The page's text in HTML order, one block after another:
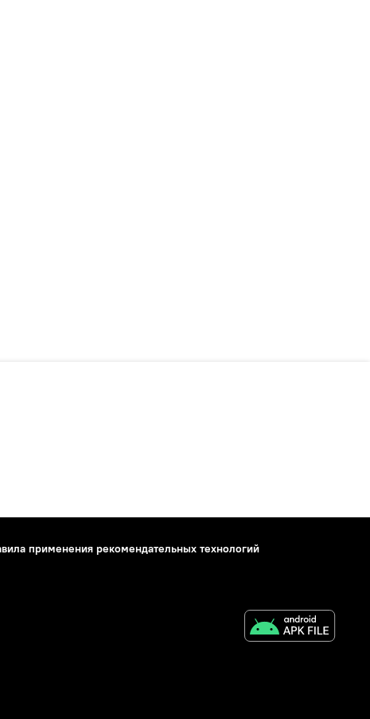
применения рекомендательных технологий